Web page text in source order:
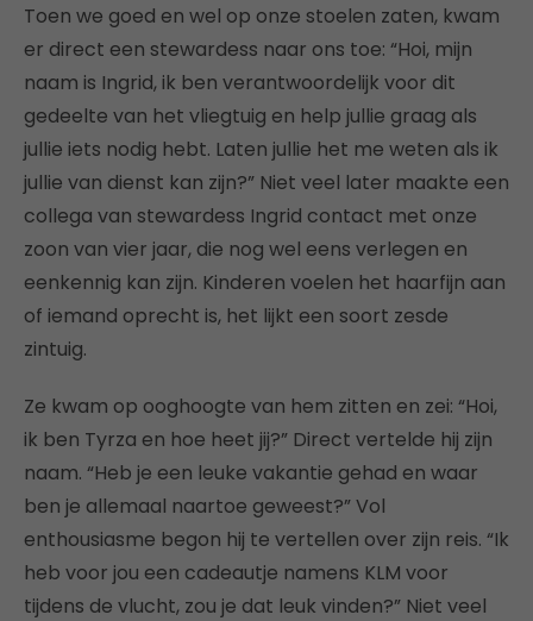
Toen we goed en wel op onze stoelen zaten, kwam
er direct een stewardess naar ons toe: “Hoi, mijn
naam is Ingrid, ik ben verantwoordelijk voor dit
gedeelte van het vliegtuig en help jullie graag als
jullie iets nodig hebt. Laten jullie het me weten als ik
jullie van dienst kan zijn?” Niet veel later maakte een
collega van stewardess Ingrid contact met onze
zoon van vier jaar, die nog wel eens verlegen en
eenkennig kan zijn. Kinderen voelen het haarfijn aan
of iemand oprecht is, het lijkt een soort zesde
zintuig.
Ze kwam op ooghoogte van hem zitten en zei: “Hoi,
ik ben Tyrza en hoe heet jij?” Direct vertelde hij zijn
naam. “Heb je een leuke vakantie gehad en waar
ben je allemaal naartoe geweest?” Vol
enthousiasme begon hij te vertellen over zijn reis. “Ik
heb voor jou een cadeautje namens KLM voor
tijdens de vlucht, zou je dat leuk vinden?” Niet veel